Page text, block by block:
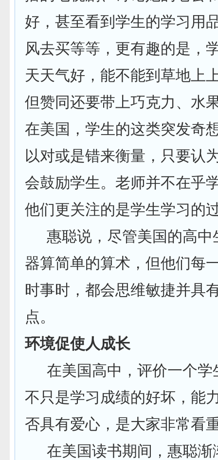
好，甚至看到学生的学习用
风去买等等，更有趣的是，
天天气好，能不能到草地上
但赞同还要带上巧克力、水
在美国，学生的这类突发奇
以对或是错来衡量，只要认
会鼓励学生。老师并不在乎
他们更关注的是学生学习的
惠聪说，尽管美国的高中
器算简单的算术，但他们每
时事时，都会思维敏捷并具
点。
环境促使人成长
在美国高中，评价一个学
不只是学习成绩的好坏，能
否具有爱心，是大家非常看
在美国读书期间，惠聪渐